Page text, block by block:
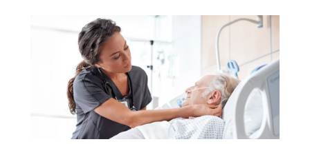
launch
Baxter.com launch
launch